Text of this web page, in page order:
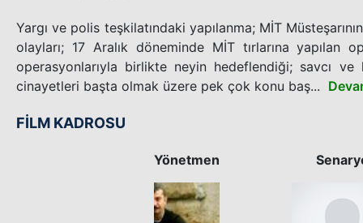
Yargı ve polis teşkilatındaki yapılanma; MİT
olayları; 17 Aralık döneminde MİT tırlarına yapılan
operasyonlarıyla birlikte neyin hedeflendiği; savcı ve
cinayetleri başta olmak üzere pek çok konu baş...
FİLM KADROSU
Yönetmen